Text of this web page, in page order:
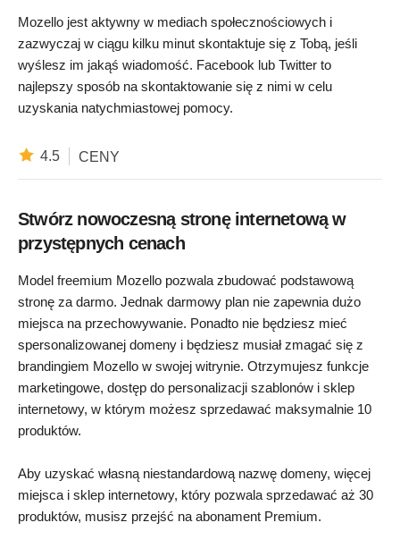
Mozello jest aktywny w mediach społecznościowych i
zazwyczaj w ciągu kilku minut skontaktuje się z Tobą, jeśli
wyślesz im jakąś wiadomość. Facebook lub Twitter to
najlepszy sposób na skontaktowanie się z nimi w celu
uzyskania natychmiastowej pomocy.
4.5 CENY
Stwórz nowoczesną stronę internetową w
przystępnych cenach
Model freemium Mozello pozwala zbudować podstawową
stronę za darmo. Jednak darmowy plan nie zapewnia dużo
miejsca na przechowywanie. Ponadto nie będziesz mieć
spersonalizowanej domeny i będziesz musiał zmagać się z
brandingiem Mozello w swojej witrynie. Otrzymujesz funkcje
marketingowe, dostęp do personalizacji szablonów i sklep
internetowy, w którym możesz sprzedawać maksymalnie 10
produktów.
Aby uzyskać własną niestandardową nazwę domeny, więcej
miejsca i sklep internetowy, który pozwala sprzedawać aż 30
produktów, musisz przejść na abonament Premium.